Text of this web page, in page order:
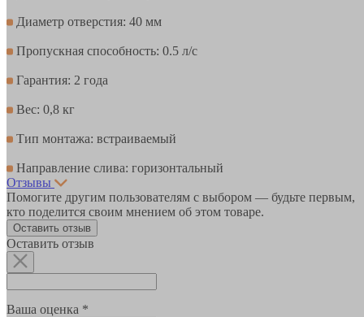
Диаметр отверстия: 40 мм
Пропускная способность: 0.5 л/с
Гарантия: 2 года
Вес: 0,8 кг
Тип монтажа: встраиваемый
Направление слива: горизонтальный
Отзывы
Помогите другим пользователям с выбором — будьте первым,
кто поделится своим мнением об этом товаре.
Оставить отзыв
Оставить отзыв
Ваша оценка *